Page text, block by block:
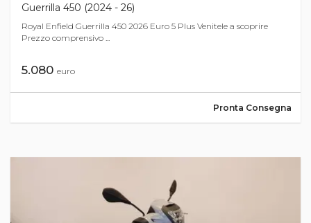
Guerrilla 450 (2024 - 26)
Royal Enfield Guerrilla 450 2026 Euro 5 Plus Venitele a scoprire
Prezzo comprensivo ...
5.080 euro
Pronta Consegna